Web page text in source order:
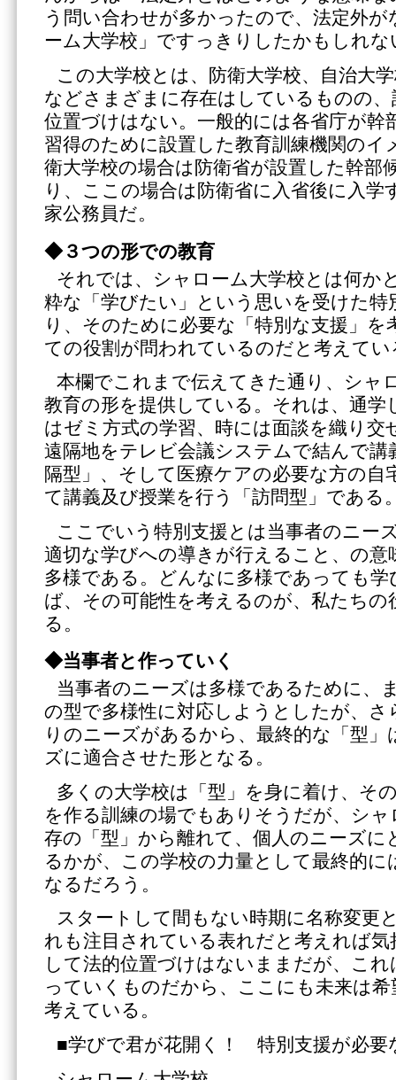
う問い合わせが多かったので、法定外
ーム大学校」ですっきりしたかもしれな
この大学校とは、防衛大学校、自治大
などさまざまに存在はしているものの
位置づけはない。一般的には各省庁が幹
習得のために設置した教育訓練機関のイ
衛大学校の場合は防衛省が設置した幹部
り、ここの場合は防衛省に入省後に入学
家公務員だ。
◆３つの形での教育
それでは、シャローム大学校とは何か
粋な「学びたい」という思いを受けた特
り、そのために必要な「特別な支援」を
ての役割が問われているのだと考えてい
本欄でこれまで伝えてきた通り、シャ
教育の形を提供している。それは、通学
はゼミ方式の学習、時には面談を織り交
遠隔地をテレビ会議システムで結んで講
隔型」、そして医療ケアの必要な方の自
て講義及び授業を行う「訪問型」である
ここでいう特別支援とは当事者のニー
適切な学びへの導きが行えること、の
多様である。どんなに多様であっても
ば、その可能性を考えるのが、私たちの
る。
◆当事者と作っていく
当事者のニーズは多様であるために、
の型で多様性に対応しようとしたが、さ
りのニーズがあるから、最終的な「型」
ズに適合させた形となる。
多くの大学校は「型」を身に着け、そ
を作る訓練の場でもありそうだが、シャ
存の「型」から離れて、個人のニーズ
るかが、この学校の力量として最終的
なるだろう。
スタートして間もない時期に名称変更
れも注目されている表れだと考えれば
して法的位置づけはないままだが、こ
っていくものだから、ここにも未来は
考えている。
■学びで君が花開く！ 特別支援が必要